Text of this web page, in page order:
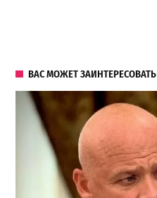
ВАС МОЖЕТ ЗАИНТЕРЕСОВАТЬ